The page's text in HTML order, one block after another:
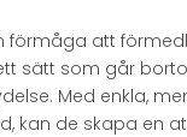
förmåga att
sätt som går
Med enkla,
kan de skapa en